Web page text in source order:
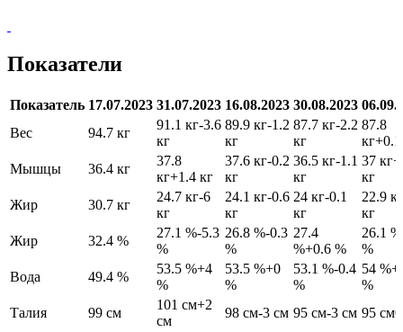
Показатели
Показатель 17.07.2023 31.07.2023 16.08.2023 30.08.2023
Вес
94.7 кг
91.1 кг-3.6
кг
89.9 кг-1.2
кг
87.7 кг-2.2
кг
87.8
кг
Мышцы
36.4 кг
37.8
кг+1.4 кг
37.6 кг-0.2
кг
36.5 кг-1.1
кг
37 кг
кг
Жир
30.7 кг
24.7 кг-6
кг
24.1 кг-0.6
кг
24 кг-0.1
кг
22.9 кг
кг
Жир
32.4 %
27.1 %-5.3
%
26.8 %-0.3
%
27.4
%+0.6 %
26.1 %
%
Вода
49.4 %
53.5 %+4
%
53.5 %+0
%
53.1 %-0.4
%
54 %
%
Талия
99 см
101 см+2
см
98 см-3 см 95 см-3 см 95 см